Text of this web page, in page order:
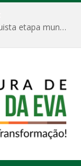
Escola Municipal Divino Espírito Santo conquista etapa municipal da V Feira Amazonense de Matemática